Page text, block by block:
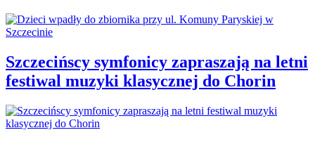
Szczecińscy symfonicy zapraszają na letni
festiwal muzyki klasycznej do Chorin